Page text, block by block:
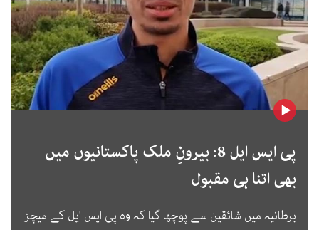
پی ایس ایل 8: بیرونِ ملک پاکستانیوں میں
بھی اتنا ہی مقبول
برطانیہ میں شائقین سے پوچھا گیا کہ وہ پی ایس ایل کے میچز